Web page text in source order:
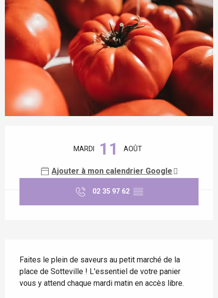
MARDI 11 AOÛT
Ajouter à mon calendrier Google
02 35 97 62 ▒▒
Faites le plein de saveurs au petit marché de la
place de Sotteville ! L'essentiel de votre panier
vous y attend chaque mardi matin en accès libre.